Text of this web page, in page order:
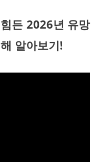
든 2026년 유망
알아보기!